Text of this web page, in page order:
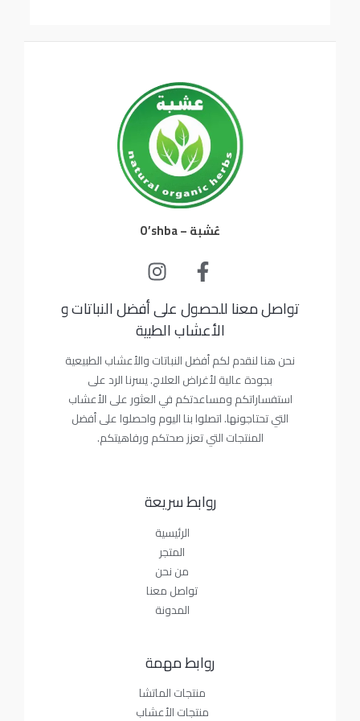
عُشبة – O’shba
تواصل معنا للحصول على أفضل النباتات و
الأعشاب الطبية
نحن هنا لنقدم لكم أفضل النباتات والأعشاب الطبيعية
بجودة عالية لأغراض العلاج. يسرنا الرد على
استفساراتكم ومساعدتكم في العثور على الأعشاب
التي تحتاجونها. اتصلوا بنا اليوم واحصلوا على أفضل
المنتجات التي تعزز صحتكم ورفاهيتكم.
روابط سريعة
الرئيسية
المتجر
من نحن
تواصل معنا
المدونة
روابط مهمة
منتجات الماتشا
منتجات الأعشاب